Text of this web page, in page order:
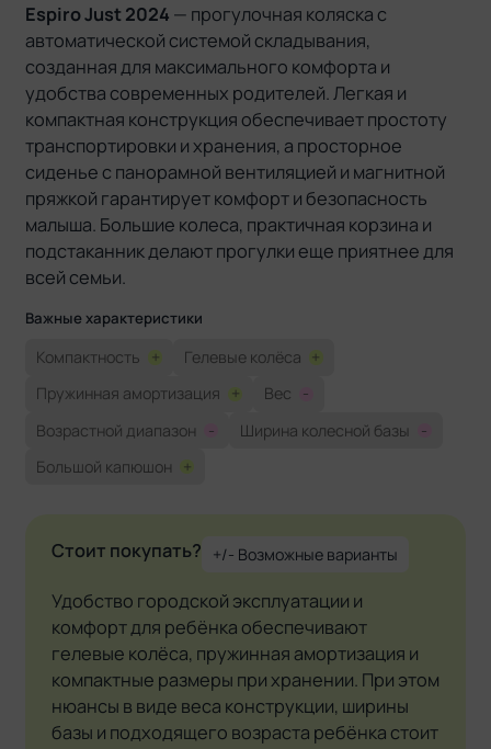
Espiro Just 2024 — прогулочная коляска с
автоматической системой складывания,
созданная для максимального комфорта и
удобства современных родителей. Легкая и
компактная конструкция обеспечивает простоту
транспортировки и хранения, а просторное
сиденье с панорамной вентиляцией и магнитной
пряжкой гарантирует комфорт и безопасность
малыша. Большие колеса, практичная корзина и
подстаканник делают прогулки еще приятнее для
всей семьи.
Важные характеристики
Компактность + Гелевые колёса +
Пружинная амортизация + Вес
-
Возрастной диапазон
- Ширина колесной базы
-
Большой капюшон +
Стоит покупать? +/- Возможные варианты
Удобство городской эксплуатации и
комфорт для ребёнка обеспечивают
гелевые колёса, пружинная амортизация и
компактные размеры при хранении. При этом
нюансы в виде веса конструкции, ширины
базы и подходящего возраста ребёнка стоит